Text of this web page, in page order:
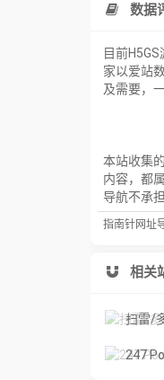
数据
目前
家以爱站
及需要，
本站收集
内容，都
导航不承
指南针网址
相关
扫雷/多模式-
247 Pool在